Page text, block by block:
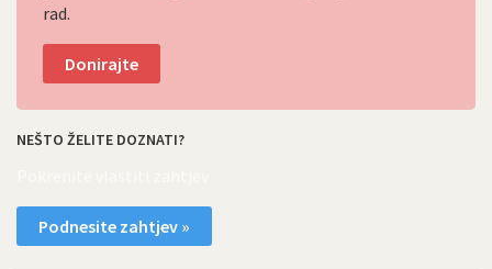
rad.
Donirajte
NEŠTO ŽELITE DOZNATI?
Podnesite zahtjev »